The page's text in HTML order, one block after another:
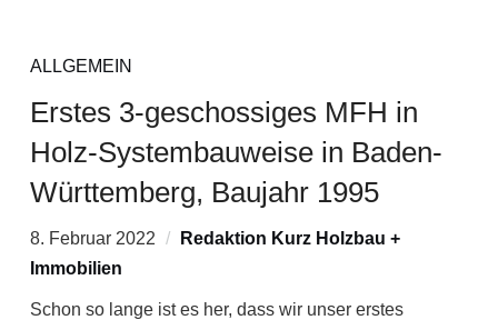
ALLGEMEIN
Erstes 3-geschossiges MFH in
Holz-Systembauweise in Baden-
Württemberg, Baujahr 1995
8. Februar 2022
Redaktion Kurz Holzbau +
Immobilien
Schon so lange ist es her, dass wir unser erstes